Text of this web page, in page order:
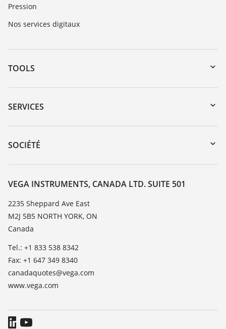
Pression
Nos services digitaux
TOOLS
Téléchargements
Recherche par numéro de série
DTM Collection/PACTware
SERVICES
Retour d'appareil
Service client
Liste des constantes diélectriques
SOCIÉTÉ
À propos de VEGA
Contact
News
Presse
Blog
VEGA INSTRUMENTS, CANADA LTD. SUITE 501
2235 Sheppard Ave East
M2J 5B5 NORTH YORK, ON
Canada
Tel.: +1 833 538 8342
Fax: +1 647 349 8340
canadaquotes@vega.com
www.vega.com